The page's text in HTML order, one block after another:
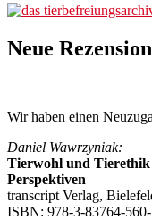
Neue
Wir haben einen
Daniel Wawrzyniak:
Tierwohl und Tierethik
Perspektiven
transcript Verlag,
ISBN: 978-3-83764-